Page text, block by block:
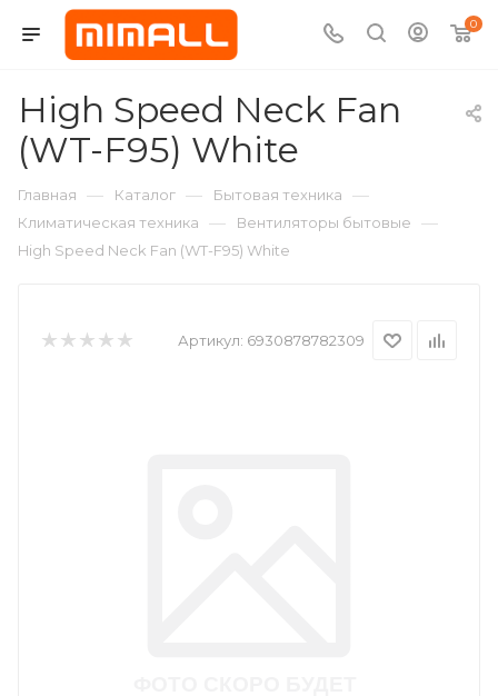
0
High Speed Neck Fan
(WT-F95) White
Главная — Каталог — Бытовая техника —
Климатическая техника — Вентиляторы бытовые —
High Speed Neck Fan (WT-F95) White
Артикул: 6930878782309